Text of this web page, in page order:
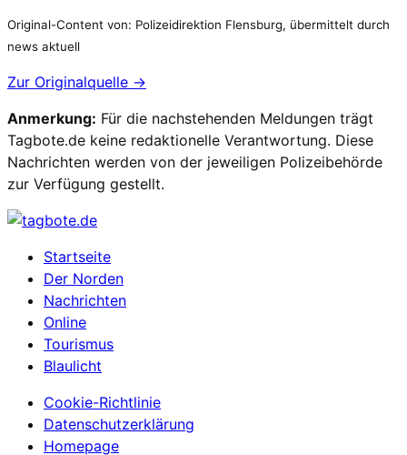
Original-Content von: Polizeidirektion Flensburg, übermittelt durch
news aktuell
Zur Originalquelle →
Anmerkung: Für die nachstehenden Meldungen trägt
Tagbote.de keine redaktionelle Verantwortung. Diese
Nachrichten werden von der jeweiligen Polizeibehörde
zur Verfügung gestellt.
Startseite
Der Norden
Nachrichten
Online
Tourismus
Blaulicht
Cookie-Richtlinie
Datenschutzerklärung
Homepage